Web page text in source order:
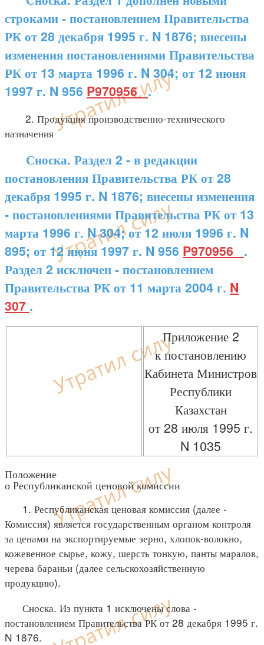
строками - постановлением Правительства
РК от 28 декабря 1995 г. N 1876; внесены
изменения постановлениями Правительства
РК от 13 марта 1996 г. N 304; от 12 июня
1997 г. N 956 P970956_.
2. Продукция производственно-технического
назначения
Сноска. Раздел 2 - в редакции
постановления Правительства РК от 28
декабря 1995 г. N 1876; внесены изменения
- постановлениями Правительства РК от 13
марта 1996 г. N 304; от 12 июля 1996 г. N
895; от 12 июня 1997 г. N 956 P970956_ .
Раздел 2 исключен - постановлением
Правительства РК от 11 марта 2004 г. N
307 .
Приложение 2
к постановлению
Кабинета Министров
Республики
Казахстан
от 28 июля 1995 г.
N 1035
Положение
о Республиканской ценовой комиссии
1. Республиканская ценовая комиссия (далее -
Комиссия) является государственным органом контроля
за ценами на экспортируемые зерно, хлопок-волокно,
кожевенное сырье, кожу, шерсть тонкую, панты маралов,
черева бараньи (далее сельскохозяйственную
продукцию).
Сноска. Из пункта 1 исключены слова -
постановлением Правительства РК от 28 декабря 1995 г.
N 1876.